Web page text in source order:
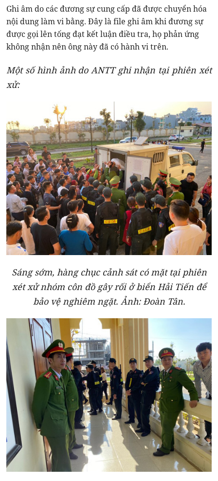
Ghi âm do các đương sự cung cấp đã được chuyển hóa
nội dung làm vi bằng. Đây là file ghi âm khi đương sự
được gọi lên tống đạt kết luận điều tra, họ phản ứng
không nhận nên ông này đã có hành vi trên.
Một số hình ảnh do ANTT ghi nhận tại phiên xét
xử:
Sáng sớm, hàng chục cảnh sát có mặt tại phiên
xét xử nhóm côn đồ gây rối ở biển Hải Tiến để
bảo vệ nghiêm ngặt. Ảnh: Đoàn Tân.